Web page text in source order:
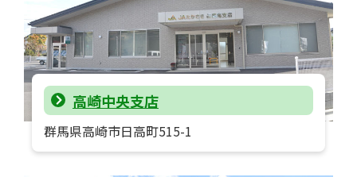
高崎中央支店
群馬県高崎市日高町515-1